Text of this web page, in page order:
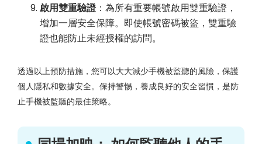
啟用雙重驗證：為所有重要帳號啟用雙重驗證，
增加一層安全保障。即使帳號密碼被盜，雙重驗
證也能防止未經授權的訪問。
透過以上預防措施，您可以大大減少手機被監聽的風險，保護
個人隱私和數據安全。保持警惕，養成良好的安全習慣，是防
止手機被監聽的最佳策略。